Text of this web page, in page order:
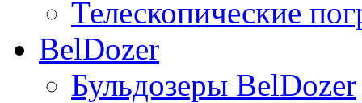
Телескопические
BelDozer
Бульдозеры BelDozer